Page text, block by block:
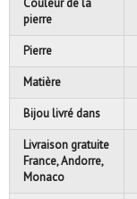
pierre
Pierre
Matière
Bijou livré dans
Livraison gratuite
France, Andorre,
Monaco